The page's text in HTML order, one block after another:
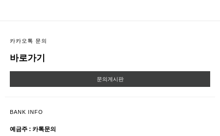
카카오톡 문의
바로가기
문의게시판
BANK INFO
예금주 : 카톡문의